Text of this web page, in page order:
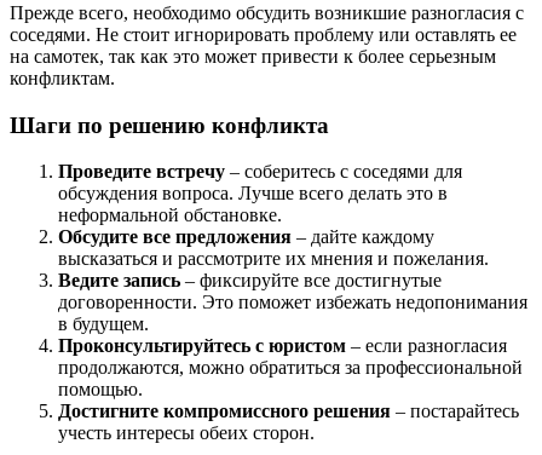
Прежде всего, необходимо обсудить возникшие разногласия с
соседями. Не стоит игнорировать проблему или оставлять ее
на самотек, так как это может привести к более серьезным
конфликтам.
Шаги по решению конфликта
Проведите встречу – соберитесь с соседями для
обсуждения вопроса. Лучше всего делать это в
неформальной обстановке.
Обсудите все предложения – дайте каждому
высказаться и рассмотрите их мнения и пожелания.
Ведите запись – фиксируйте все достигнутые
договоренности. Это поможет избежать недопонимания
в будущем.
Проконсультируйтесь с юристом – если разногласия
продолжаются, можно обратиться за профессиональной
помощью.
Достигните компромиссного решения – постарайтесь
учесть интересы обеих сторон.